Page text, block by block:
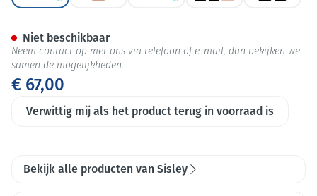
€ 67,00
Verwittig mij als het product terug in voorraad is
Niet beschikbaar
Neem contact op met ons via telefoon of e-mail, dan bekijken we
samen de mogelijkheden.
Bekijk alle producten van Sisley